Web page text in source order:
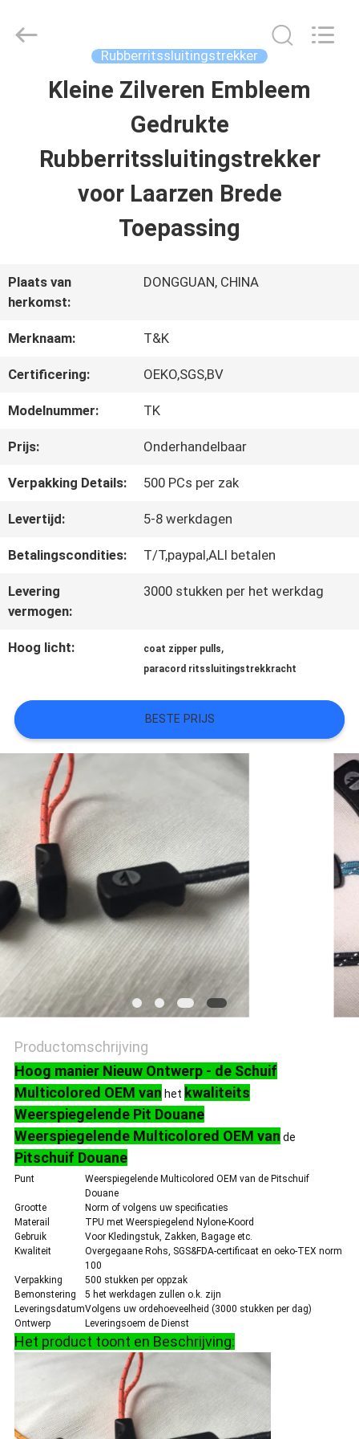
THUIS
PRODUCTEN
FABRIEKSREIS
CONTACTEER
ONS
NIEUWS
ALLE
GEVALLEN
VR
SHOW
SITEMAP
PRIVACYBELEID
Accessories
Co.,Ltd.
Rubberritssluitingstrekker
Kleine Zilveren Embleem
Gedrukte
Rubberritssluitingstrekker
voor Laarzen Brede
Toepassing
Plaats van
herkomst:
DONGGUAN, CHINA
Merknaam: T&K
Certificering: OEKO,SGS,BV
Modelnummer: TK
Prijs: Onderhandelbaar
Verpakking Details: 500 PCs per zak
Levertijd: 5-8 werkdagen
Betalingscondities: T/T,paypal,ALI betalen
Levering
vermogen:
3000 stukken per het werkdag
Hoog licht: coat zipper pulls,
paracord ritssluitingstrekkracht
BESTE PRIJS
Productomschrijving
Hoog manier Nieuw Ontwerp - de Schuif
Multicolored OEM van het kwaliteits
Weerspiegelende Pit Douane
WeerspiegelendeMulticolored OEM van de
Pitschuif Douane
Punt
Weerspiegelende Multicolored OEM van de Pitschuif
Douane
Grootte
Norm of volgens uw specificaties
Materail
TPU met Weerspiegelend Nylone-Koord
Gebruik
Voor Kledingstuk, Zakken, Bagage etc.
Kwaliteit
Overgegaane Rohs, SGS&FDA-certificaat en oeko-TEX norm
100
Verpakking
500 stukken per oppzak
Bemonstering
5 het werkdagen zullen o.k. zijn
LeveringsdatumVolgens uw ordehoeveelheid (3000 stukken per dag)
Ontwerp
Leveringsoem de Dienst
Het product toont en Beschrijving: